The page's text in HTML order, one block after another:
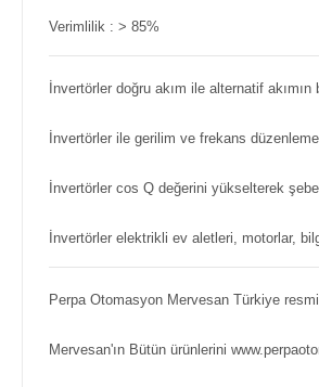
Verimlilik : > 85%
İnvertörler doğru akım ile alternatif
İnvertörler ile gerilim ve frekans
İnvertörler cos Q değerini yükselterek
İnvertörler elektrikli ev aletleri, motorlar,
Perpa Otomasyon Mervesan Türkiye
Mervesan'ın Bütün ürünlerini